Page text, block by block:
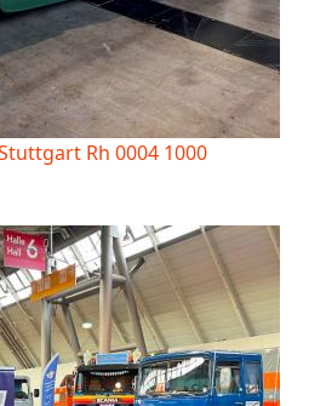
Rh 0004 1000